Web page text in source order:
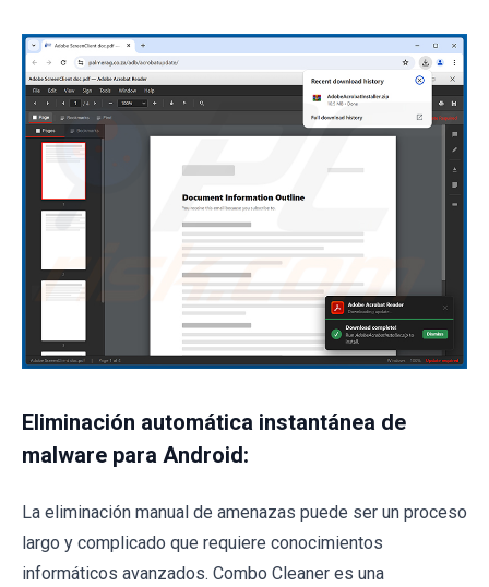
Eliminación automática instantánea de
malware para Android:
La eliminación manual de amenazas puede ser un proceso
largo y complicado que requiere conocimientos
informáticos avanzados. Combo Cleaner es una